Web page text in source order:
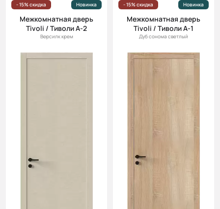
- 15% скидка Новинка
Межкомнатная дверь
Tivoli / Тиволи А-2
Версилк крем
- 15% скидка Новинка
Межкомнатная дверь
Tivoli / Тиволи А-1
Дуб сонома светлый